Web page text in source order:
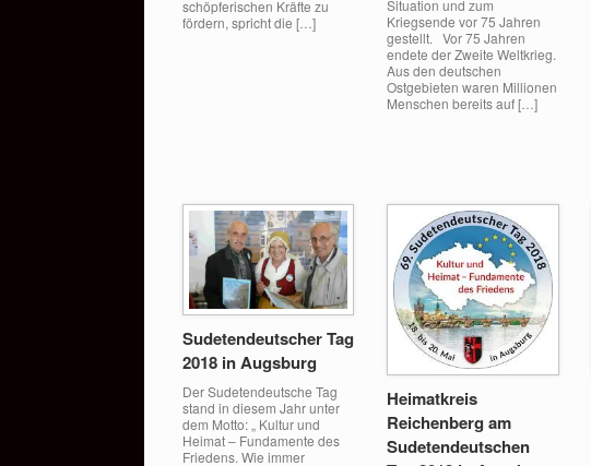
schöpferischen Kräfte zu
fördern, spricht die […]
Situation und zum
Kriegsende vor 75 Jahren
gestellt. Vor 75 Jahren
endete der Zweite Weltkrieg.
Aus den deutschen
Ostgebieten waren Millionen
Menschen bereits auf […]
Sudetendeutscher Tag
2018 in Augsburg
Der Sudetendeutsche Tag
stand in diesem Jahr unter
dem Motto: „ Kultur und
Heimat – Fundamente des
Friedens. Wie immer
Heimatkreis
Reichenberg am
Sudetendeutschen